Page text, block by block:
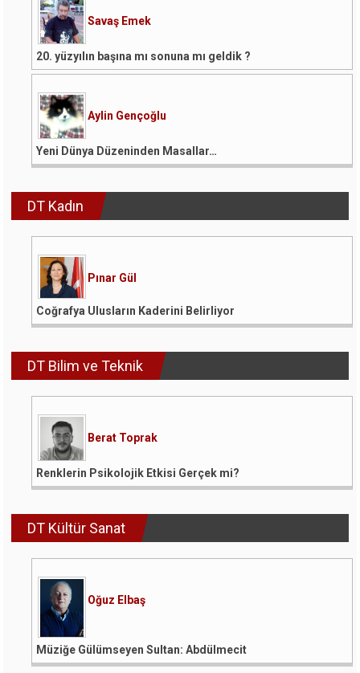
Savaş Emek
20. yüzyılın başına mı sonuna mı geldik ?
Aylin Gençoğlu
Yeni Dünya Düzeninden Masallar…
DT Kadın
Pınar Gül
Coğrafya Ulusların Kaderini Belirliyor
DT Bilim ve Teknik
Berat Toprak
Renklerin Psikolojik Etkisi Gerçek mi?
DT Kültür Sanat
Oğuz Elbaş
Müziğe Gülümseyen Sultan: Abdülmecit